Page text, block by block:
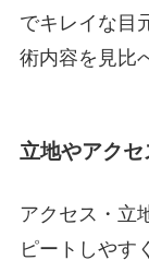
でキレイな目
術内容を見比
立地やアク
アクセス・立
ピートしやす